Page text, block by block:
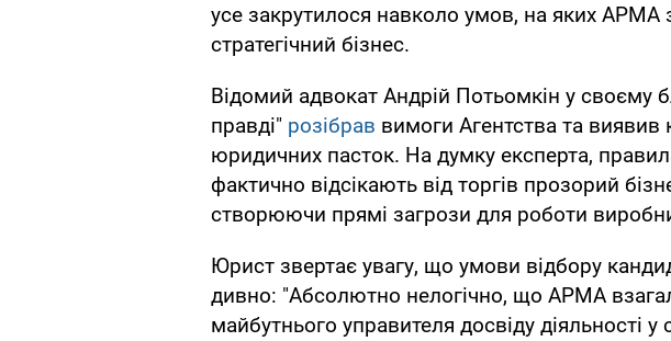
усе закрутилося навколо умов, на яких АРМА
стратегічний бізнес.
Відомий адвокат Андрій Потьомкін у своєму
правді" розібрав вимоги Агентства та виявив
юридичних пасток. На думку експерта,
фактично відсікають від торгів прозорий
створюючи прямі загрози для роботи
Юрист звертає увагу, що умови відбору
дивно: "Абсолютно нелогічно, що АРМА
майбутнього управителя досвіду діяльності у